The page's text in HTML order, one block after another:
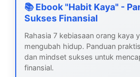
📚 Ebook "Habit Kaya" -
Sukses Finansial
Rahasia 7 kebiasaan orang kaya
mengubah hidup. Panduan
dan mindset sukses untuk
finansial.